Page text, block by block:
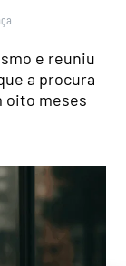
e reuniu
a procura
oito meses